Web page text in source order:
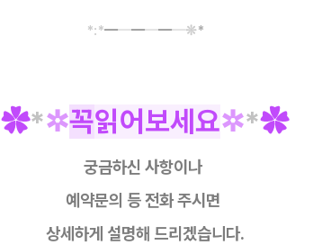
*:*━━━━━━❊*
✿*✲꼭읽어보세요✲*✿
궁금하신 사항이나
예약문의 등전화 주시면
상세하게 설명해 드리겠습니다.